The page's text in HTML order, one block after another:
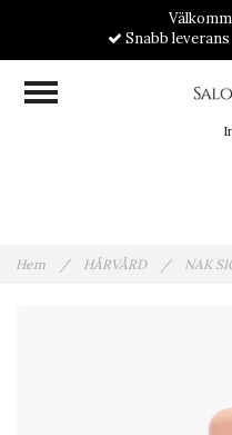
Snabb leverans
Hem / HÅRVÅRD / NAK